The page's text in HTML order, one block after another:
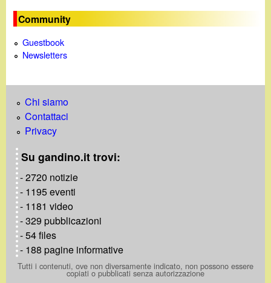
Community
Guestbook
Newsletters
Chi siamo
Contattaci
Privacy
Su gandino.it trovi:
- 2720 notizie
- 1195 eventi
- 1181 video
- 329 pubblicazioni
- 54 files
- 188 pagine informative
Tutti i contenuti, ove non diversamente indicato, non possono essere
copiati o pubblicati senza autorizzazione